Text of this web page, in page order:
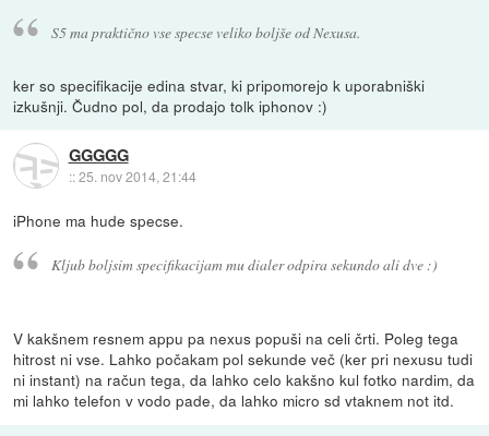
S5 ma praktično vse specse veliko boljše od Nexusa.
ker so specifikacije edina stvar, ki pripomorejo k uporabniški
izkušnji. Čudno pol, da prodajo tolk iphonov :)
GGGGG
::25. nov 2014, 21:44
iPhone ma hude specse.
Kljub boljsim specifikacijam mu dialer odpira sekundo ali dve :)
V kakšnem resnem appu pa nexus popuši na celi črti. Poleg tega
hitrost ni vse. Lahko počakam pol sekunde več (ker pri nexusu tudi
ni instant) na račun tega, da lahko celo kakšno kul fotko nardim, da
mi lahko telefon v vodo pade, da lahko micro sd vtaknem not itd.